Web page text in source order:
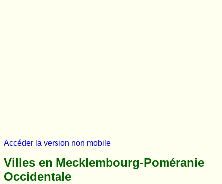
Accéder la version non mobile
Villes en Mecklembourg-Poméranie
Occidentale